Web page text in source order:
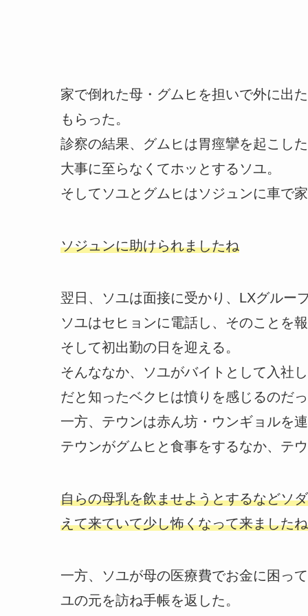
家で倒れた母・グムヒを担いで外に出
もらった。
診察の結果、グムヒは胃痙攣を起こし
大事に至らなくてホッとするソユ。
そしてソユとグムヒはソジュンに車で
ソジュンに助けられましたね
翌日、ソユは面接に受かり、LXグルー
ソユはセヒョンに電話し、そのことを
そして初出勤の日を迎える。
そんななか、ソユがバイトとして入社
だと知ったベクヒは憤りを感じるのだ
一方、テウンは赤ん坊・ウンギョルを
テウンがグムヒと食事をするなか、テ
自らの母乳を飲ませようとするなどソ
えて来ていて少し怖くなって来ました
一方、ソユが母の医療費でお金に困っ
ユの元を訪ね手帳を返した。